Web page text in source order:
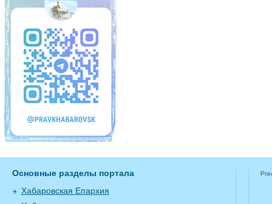
Основные разделы портала
Хабаровская Епархия